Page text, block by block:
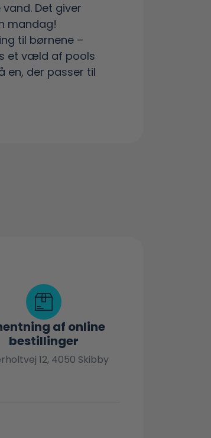
Det giver
mandag!
til børnene –
et væld af pools
en, der passer til
af online
bestillinger
12, 4050 Skibby